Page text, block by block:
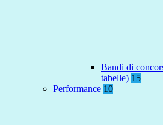
Bandi di
tabelle) 15
Performance 10